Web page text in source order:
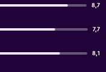
8,7
7,7
8,1